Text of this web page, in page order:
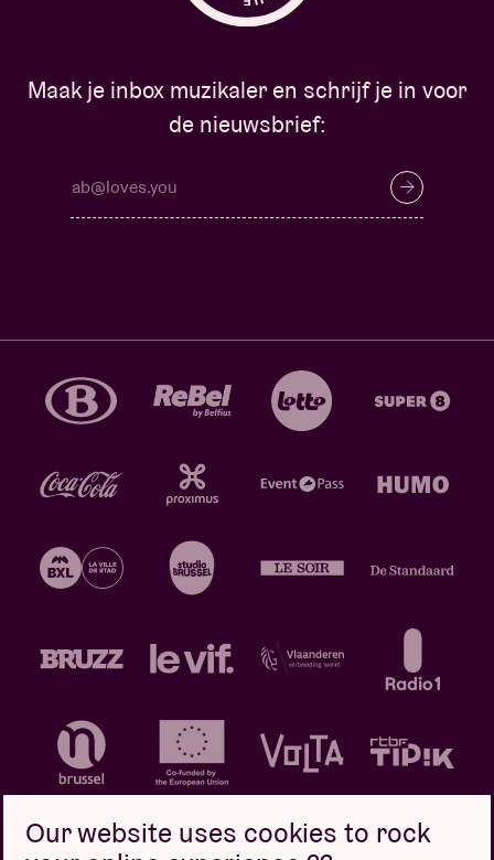
Maak je inbox muzikaler en schrijf je in voor
de nieuwsbrief:
Our website uses cookies to rock